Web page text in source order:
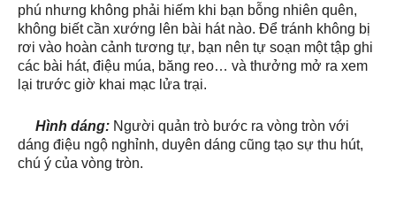
phú nhưng không phải hiếm khi bạn bỗng nhiên quên,
không biết cần xướng lên bài hát nào. Để tránh không bị
rơi vào hoàn cảnh tương tự, bạn nên tự soạn một tập ghi
các bài hát, điệu múa, băng reo… và thưởng mở ra xem
lại trước giờ khai mạc lửa trại.
Hình dáng: Người quản trò bước ra vòng tròn với
dáng điệu ngộ nghỉnh, duyên dáng cũng tạo sự thu hút,
chú ý của vòng tròn.